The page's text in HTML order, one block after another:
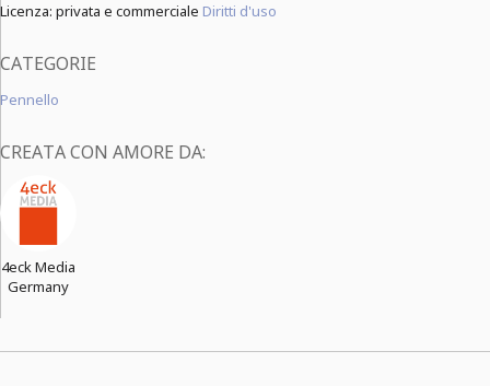
Licenza: privata e commerciale Diritti d'uso
CATEGORIE
Pennello
CREATA CON AMORE DA:
4eck Media
Germany